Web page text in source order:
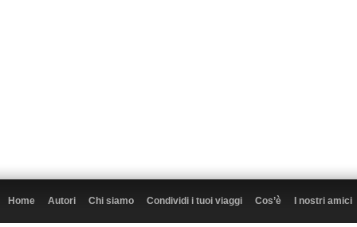
Home Autori Chi siamo Condividi i tuoi viaggi Cos’è I nostri amici